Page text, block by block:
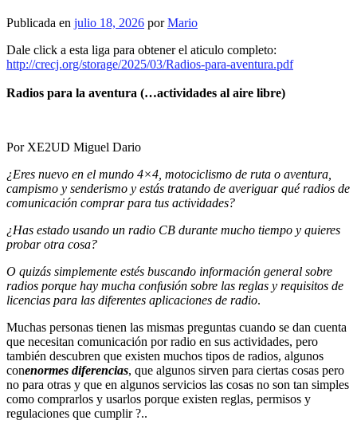
Publicada en julio 18, 2026 porMario
Dale click a esta liga para obtener el aticulo completo:
http://crecj.org/storage/2025/03/Radios-para-aventura.pdf
Radios para la aventura (…actividades al aire libre)
Por XE2UD Miguel Dario
¿Eres nuevo en el mundo 4×4, motociclismo de ruta o aventura,
campismo y senderismo y estás tratando de averiguar qué radios de
comunicación comprar para tus actividades?
¿Has estado usando un radio CB durante mucho tiempo y quieres
probar otra cosa?
O quizás simplemente estés buscando información general sobre
radios porque hay mucha confusión sobre las reglas y requisitos de
licencias para las diferentes aplicaciones de radio.
Muchas personas tienen las mismas preguntas cuando se dan cuenta
que necesitan comunicación por radio en sus actividades, pero
también descubren que existen muchos tipos de radios, algunos
conenormes diferencias, que algunos sirven para ciertas cosas pero
no para otras y que en algunos servicios las cosas no son tan simples
como comprarlos y usarlos porque existen reglas, permisos y
regulaciones que cumplir ?..